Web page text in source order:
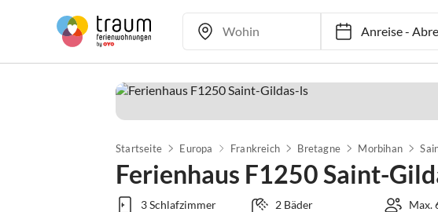
Anreise-
Startseite Europa Frankreich Bretagne Morbihan
Ferienhaus F1250 Saint-
3 Schlafzimmer 2 Bäder Max.